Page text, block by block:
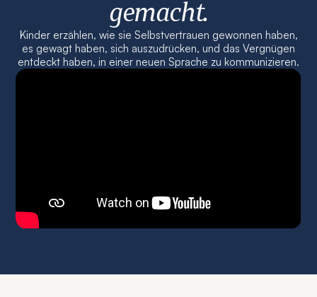
gemacht.
Kinder erzählen, wie sie Selbstvertrauen gewonnen haben,
es gewagt haben, sich auszudrücken, und das Vergnügen
entdeckt haben, in einer neuen Sprache zu kommunizieren.